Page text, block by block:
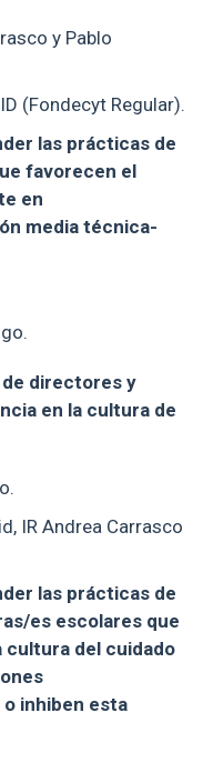
y Pablo
(Fondecyt Regular).
las prácticas de
favorecen el
en
media técnica-
de directores y
en la cultura de
IR Andrea Carrasco
las prácticas de
es escolares que
cultura del cuidado
inhiben esta